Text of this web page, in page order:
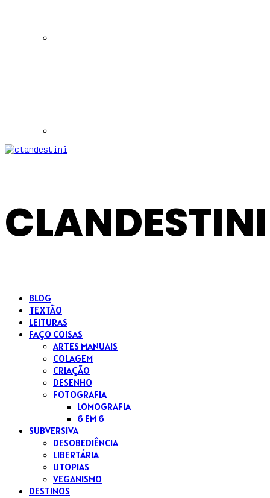
CLANDESTINI
esquisitona
[r]existindo
BLOG
TEXTÃO
LEITURAS
FAÇO COISAS
ARTES MANUAIS
COLAGEM
CRIAÇÃO
DESENHO
FOTOGRAFIA
LOMOGRAFIA
6 EM 6
SUBVERSIVA
DESOBEDIÊNCIA
LIBERTÁRIA
UTOPIAS
VEGANISMO
DESTINOS